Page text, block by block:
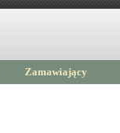
Zamawiający